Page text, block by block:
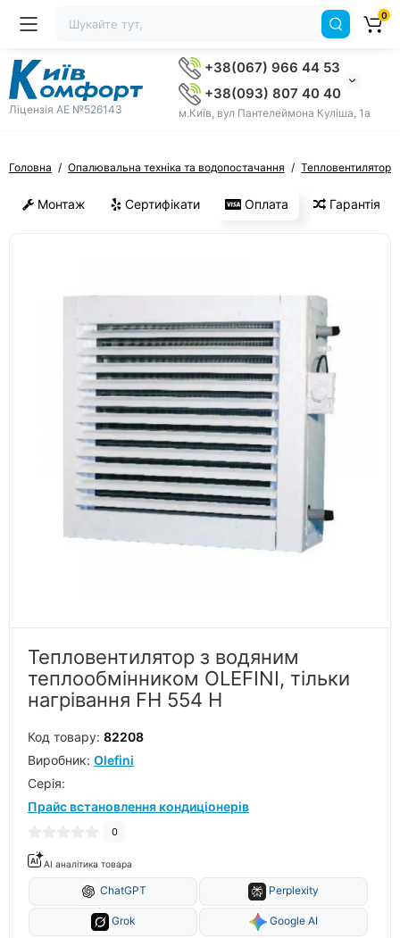
Ліцензія AE №526143
+38(067) 966 44 53
+38(093) 807 40 40
м.Київ, вул Пантелеймона Куліша, 1а
0
Головна Опалювальна техніка та водопостачання Тепловентилятори
Монтаж Сертифікати Оплата Гарантія
Тепловентилятор з водяним
теплообмінником OLEFINI, тільки
нагрівання FH 554 H
Код товару: 82208
Виробник: Olefini
Серiя:
Прайс встановлення кондиціонерів
0
AI аналітика товара
ChatGPT Perplexity
Grok Google AI